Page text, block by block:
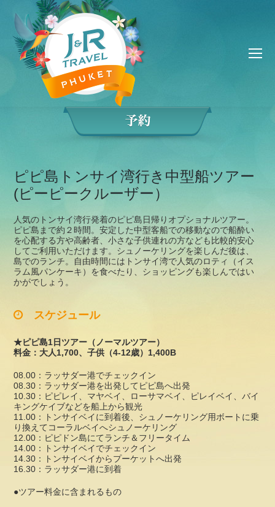
ピピ島トンサイ湾行き中型船ツアー
(ピーピークルーザー）
人気のトンサイ湾行発着のピピ島日帰りオプショナルツアー。
ピピ島まで約２時間。安定した中型客船での移動なので船酔い
を心配する方や高齢者、小さな子供連れの方なども比較的安心
してご利用いただけます。シュノーケリングを楽しんだ後は、
島でのランチ。自由時間にはトンサイ湾で人気のロティ（イス
ラム風パンケーキ）を食べたり、ショッピングも楽しんではい
かがでしょう。
スケジュール
★ピピ島1日ツアー（ノーマルツアー）
料金：大人1,700、子供（4-12歳）1,400B
08.00：ラッサダー港でチェックイン
08.30：ラッサダー港を出発してピピ島へ出発
10.30：ピピレイ、マヤベイ、ローサマベイ、ピレイベイ、バイ
キングケイブなどを船上から観光
11.00：トンサイベイに到着後、シュノーケリング用ボートに乗
り換えてコーラルベイへシュノーケリング
12.00：ピピドン島にてランチ＆フリータイム
14.00：トンサイベイでチェックイン
14.30：トンサイベイからプーケットへ出発
16.30：ラッサダー港に到着
●ツアー料金に含まれるもの